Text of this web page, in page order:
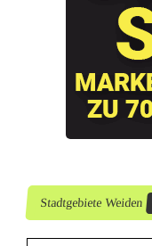
Stadtgebiete Weiden